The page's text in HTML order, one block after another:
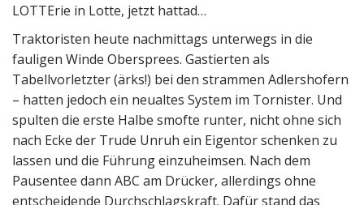
LOTTErie in Lotte, jetzt hattad…
Traktoristen heute nachmittags unterwegs in die
fauligen Winde Obersprees. Gastierten als
Tabellvorletzter (ärks!) bei den strammen Adlershofern
– hatten jedoch ein neualtes System im Tornister. Und
spulten die erste Halbe smofte runter, nicht ohne sich
nach Ecke der Trude Unruh ein Eigentor schenken zu
lassen und die Führung einzuheimsen. Nach dem
Pausentee dann ABC am Drücker, allerdings ohne
entscheidende Durchschlagskraft. Dafür stand das